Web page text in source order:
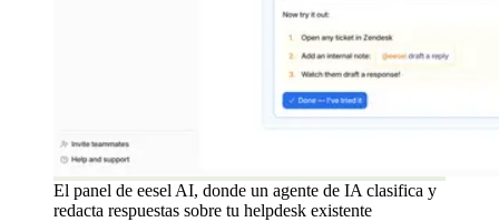
El panel de eesel AI, donde un agente de IA clasifica y
redacta respuestas sobre tu helpdesk existente